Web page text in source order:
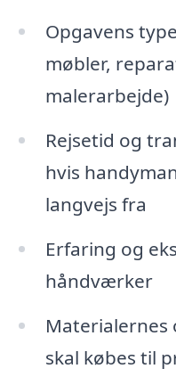
Opgavens
møbler,
malerarbejde)
Rejsetid og
hvis
langvejs fra
Erfaring og
håndværker
Materialernes
skal købes til